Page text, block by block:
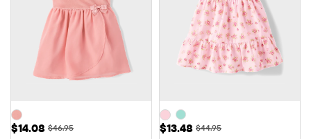
Prix ​​de vente: $14.08
$14.08 Prix ​​d'origine: $46.95
$46.95 Prix ​​de vente: $13.48
$13.48 Prix ​​d'origine: $44.95
$44.95